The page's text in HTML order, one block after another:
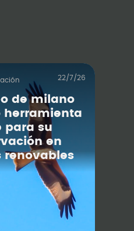
22/7/26
de milano
herramienta
para su
en
renovables